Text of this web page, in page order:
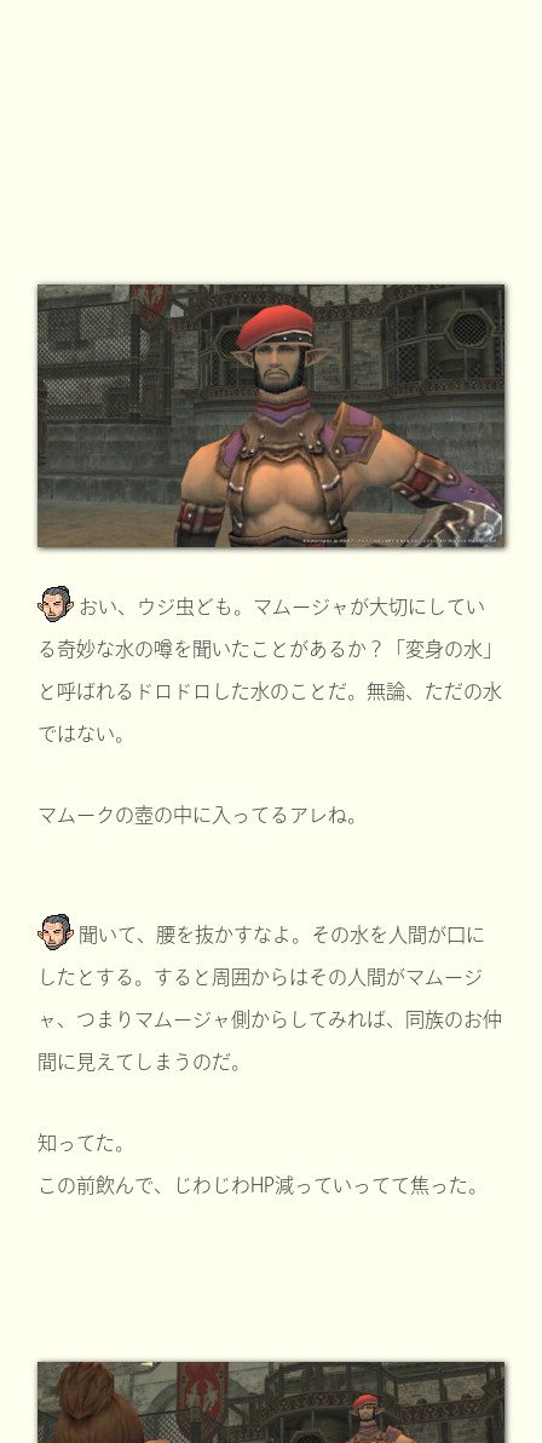
おい、ウジ虫ども。マムージャが大切にしてい
る奇妙な水の噂を聞いたことがあるか？「変身の水」
と呼ばれるドロドロした水のことだ。無論、ただの水
ではない。
マムークの壺の中に入ってるアレね。
聞いて、腰を抜かすなよ。その水を人間が口に
したとする。すると周囲からはその人間がマムージ
ャ、つまりマムージャ側からしてみれば、同族のお仲
間に見えてしまうのだ。
知ってた。
この前飲んで、じわじわHP減っていってて焦った。